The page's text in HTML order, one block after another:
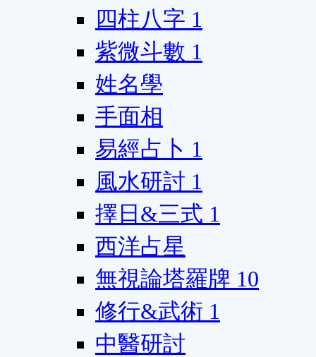
四柱八字 1
紫微斗數 1
姓名學
手面相
易經占卜 1
風水研討 1
擇日&三式 1
西洋占星
無視論塔羅牌 10
修行&武術 1
中醫研討